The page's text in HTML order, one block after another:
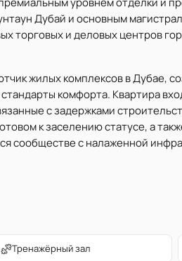
Дубай и основным
торговых и деловых центров
жилых комплексов в Дубае,
комфорта. Квартира
с задержками
к заселению статусе, а
сообществе с налаженной
Тренажёрный зал